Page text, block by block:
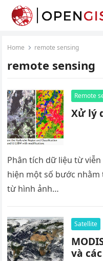
Home remote sensing
remote sensing
Remote
Xử lý
Phân tích dữ liệu từ
hiện một số bước
từ hình ảnh…
Satellite
và